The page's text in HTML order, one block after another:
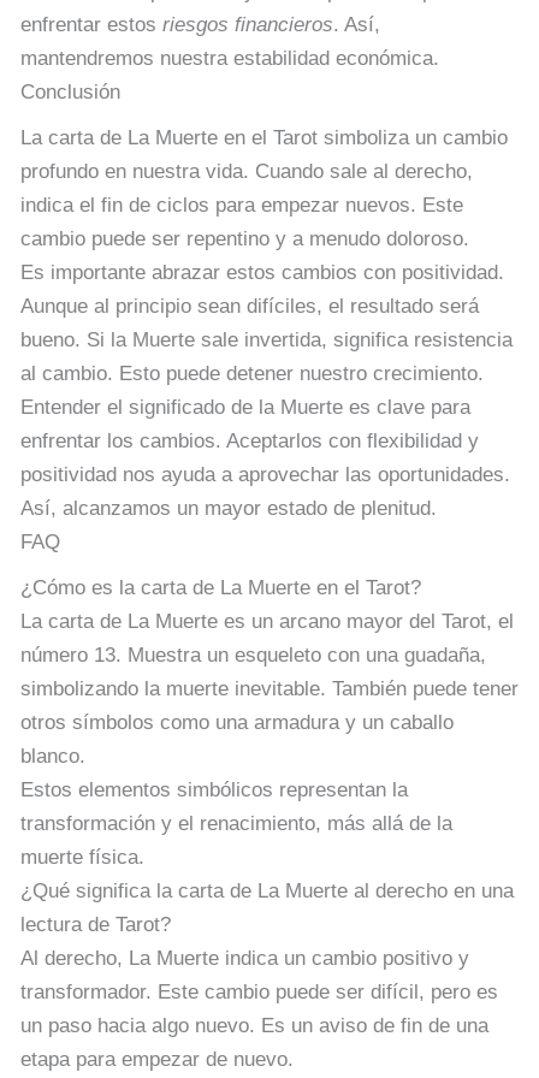
enfrentar estos riesgos financieros. Así,
mantendremos nuestra estabilidad económica.
Conclusión
La carta de La Muerte en el Tarot simboliza un cambio
profundo en nuestra vida. Cuando sale al derecho,
indica el fin de ciclos para empezar nuevos. Este
cambio puede ser repentino y a menudo doloroso.
Es importante abrazar estos cambios con positividad.
Aunque al principio sean difíciles, el resultado será
bueno. Si la Muerte sale invertida, significa resistencia
al cambio. Esto puede detener nuestro crecimiento.
Entender el significado de la Muerte es clave para
enfrentar los cambios. Aceptarlos con flexibilidad y
positividad nos ayuda a aprovechar las oportunidades.
Así, alcanzamos un mayor estado de plenitud.
FAQ
¿Cómo es la carta de La Muerte en el Tarot?
La carta de La Muerte es un arcano mayor del Tarot, el
número 13. Muestra un esqueleto con una guadaña,
simbolizando la muerte inevitable. También puede tener
otros símbolos como una armadura y un caballo
blanco.
Estos elementos simbólicos representan la
transformación y el renacimiento, más allá de la
muerte física.
¿Qué significa la carta de La Muerte al derecho en una
lectura de Tarot?
Al derecho, La Muerte indica un cambio positivo y
transformador. Este cambio puede ser difícil, pero es
un paso hacia algo nuevo. Es un aviso de fin de una
etapa para empezar de nuevo.